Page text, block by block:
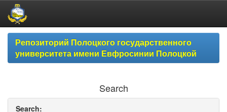
Skip
navigationРепозиторий Полоцкого государственного
университета имени Евфросинии Полоцкой
Search
Search: